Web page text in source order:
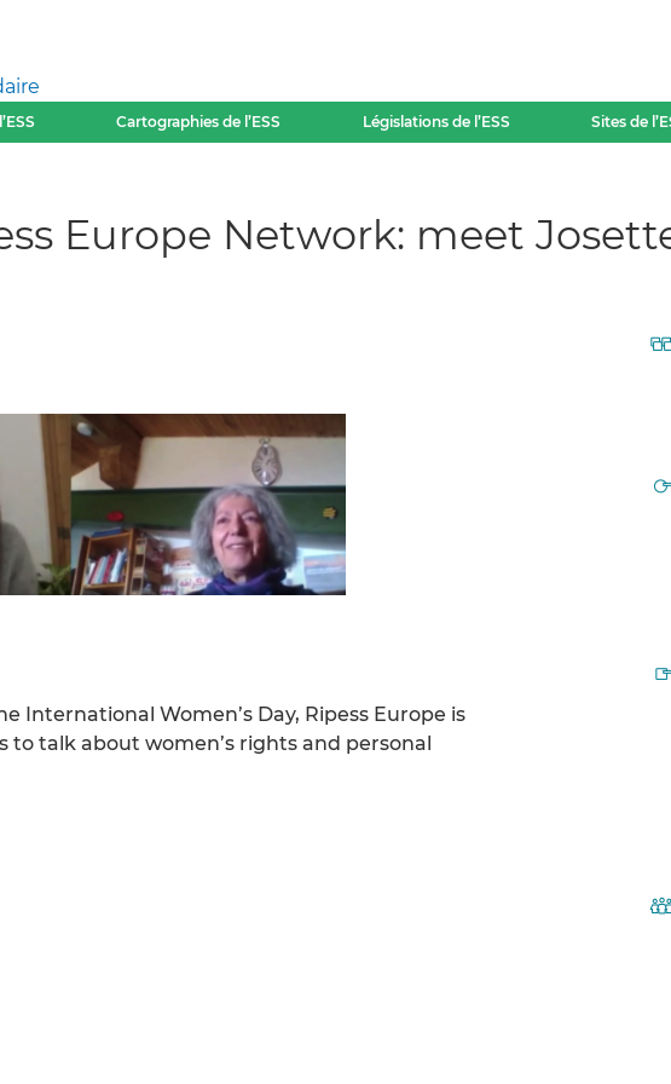
Cartographies de l’ESS Législations de l’ESS Sites de
Europe Network: meet
International Women’s Day, Ripess Europe is
talk about women’s rights and personal